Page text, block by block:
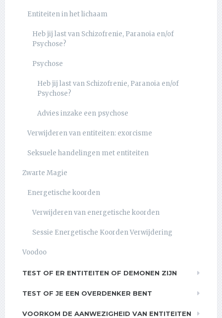
Entiteiten in het lichaam
Heb jij last van Schizofrenie, Paranoia en/of
Psychose?
Psychose
Heb jij last van Schizofrenie, Paranoia en/of
Psychose?
Advies inzake een psychose
Verwijderen van entiteiten: exorcisme
Seksuele handelingen met entiteiten
Zwarte Magie
Energetische koorden
Verwijderen van energetische koorden
Sessie Energetische Koorden Verwijdering
Voodoo
TEST OF ER ENTITEITEN OF DEMONEN ZIJN
TEST OF JE EEN OVERDENKER BENT
VOORKOM DE AANWEZIGHEID VAN ENTITEITEN